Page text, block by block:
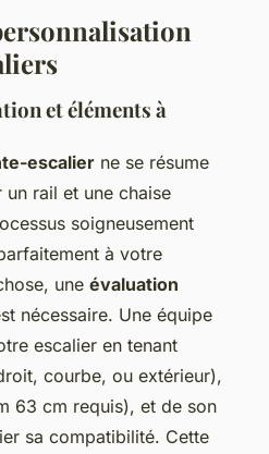
et éléments à
escalier ne se résume
rail et une chaise
soigneusement
à votre
une évaluation
nécessaire. Une équipe
escalier en tenant
courbe, ou extérieur),
63 cm requis), et de son
sa compatibilité. Cette